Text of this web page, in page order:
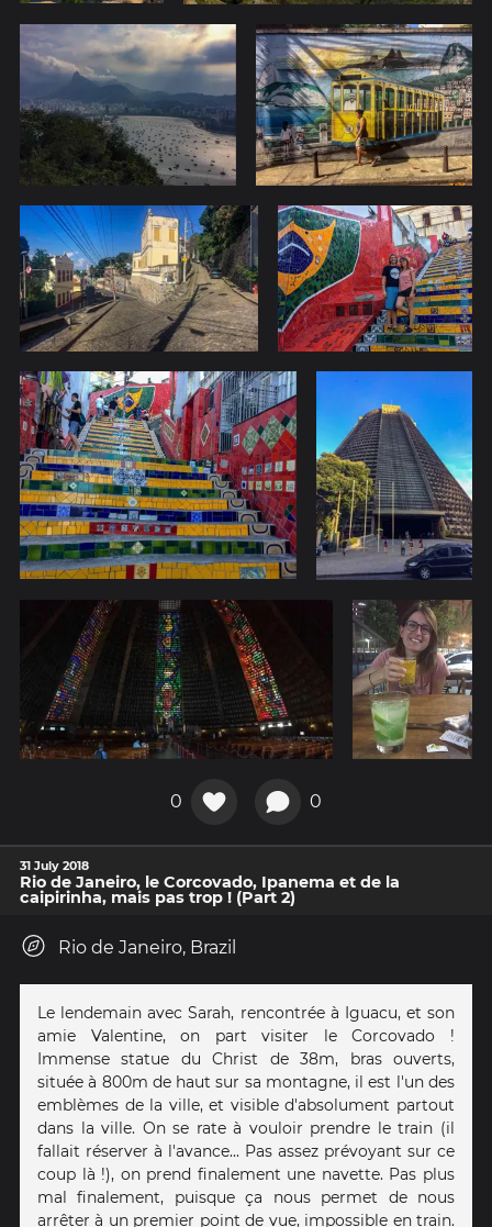
0 0
31 July 2018
Rio de Janeiro, le Corcovado, Ipanema et de la
caipirinha, mais pas trop ! (Part 2)
Rio de Janeiro, Brazil
Le lendemain avec Sarah, rencontrée à Iguacu, et son
amie Valentine, on part visiter le Corcovado !
Immense statue du Christ de 38m, bras ouverts,
située à 800m de haut sur sa montagne, il est l'un des
emblèmes de la ville, et visible d'absolument partout
dans la ville. On se rate à vouloir prendre le train (il
fallait réserver à l'avance... Pas assez prévoyant sur ce
coup là !), on prend finalement une navette. Pas plus
mal finalement, puisque ça nous permet de nous
arrêter à un premier point de vue, impossible en train.